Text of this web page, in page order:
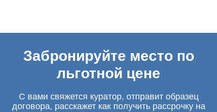
Забронируйте место по
льготной цене
С вами свяжется куратор, отправит образец
договора, расскажет как получить рассрочку на